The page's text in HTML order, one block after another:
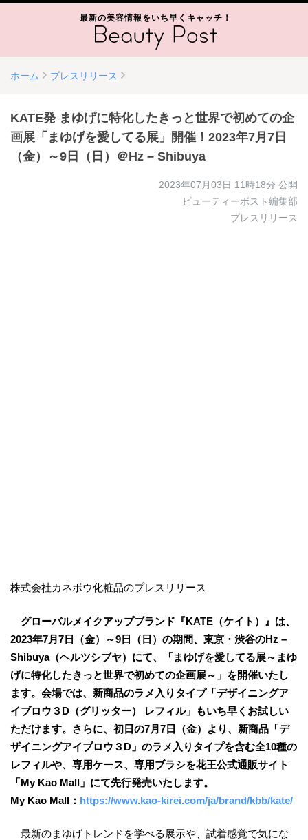
最新の美容情報をいち早くキャッチ！
ホーム プレスリリース
KATE発 まゆげに特化したきっと世界で初めての企
画展「まゆげを愛してる展」開催！2023年7月7日
（金）～9日（日）＠Hz – Shibuya
2023年07月03日 11時18分 公開
ビューティーポスト編集部
プレスリリース
株式会社カネボウ化粧品のプレスリリース
グローバルメイクアップブランド『KATE（ケイト）』は、
2023年7月7日（金）～9日（日）の期間、東京・渋谷のHz –
Shibuya（ヘルツシブヤ）にて、「まゆげを愛してる展～まゆ
げに特化したきっと世界で初めての企画展～」を開催いたし
ます。会場では、新商品のラメ入りタイプ「デザイニングア
イブロウ３D（グリッター） レフィル」もいち早くお試しい
ただけます。さらに、初日の7月7日（金）より、新商品「デ
ザイニングアイブロウ３D」のラメ入りタイプを含む全10種の
レフィルや、専用ケース、専用ブラシを花王公式通販サイト
「My Kao Mall」にて先行発売いたします。
My Kao Mall： https://www.kao-kirei.com/ja/brand/kbb/kate/
最新のまゆげトレンドを学べる展示や、試着感覚で気にな